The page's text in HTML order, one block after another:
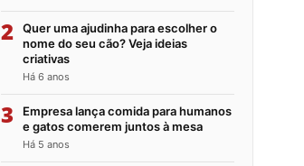
2
Quer uma ajudinha para escolher o
nome do seu cão? Veja ideias
criativas
Há 6 anos
3
Empresa lança comida para humanos
e gatos comerem juntos à mesa
Há 5 anos